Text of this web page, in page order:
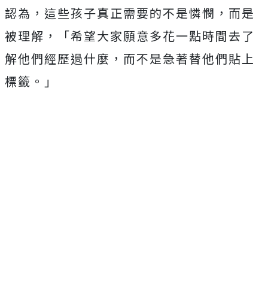
認為，這些孩子真正需要的不是憐憫，而是
被理解，
「希望大家願意多花一點時間去了
解他們經歷過什麼， 而不是急著替他們貼上
標籤。」